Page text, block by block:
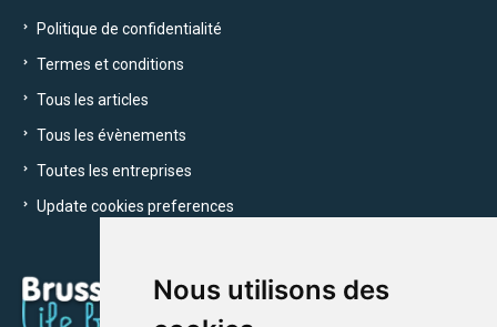
Nous utilisons des
Politique de confidentialité
Termes et conditions
Tous les articles
Tous les évènements
Toutes les entreprises
Update cookies preferences